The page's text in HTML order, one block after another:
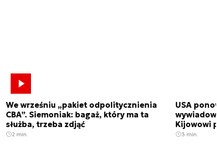
We wrześniu „pakiet odpolitycznienia
CBA”. Siemoniak: bagaż, który ma ta
służba, trzeba zdjąć
2 min.
USA
Kijowowi
3 min.